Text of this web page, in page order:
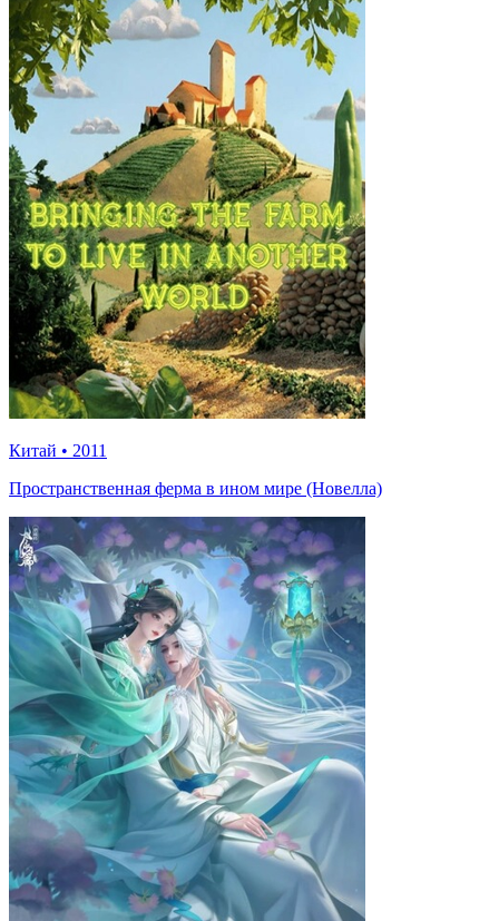
Китай • 2011
Пространственная ферма в ином мире (Новелла)